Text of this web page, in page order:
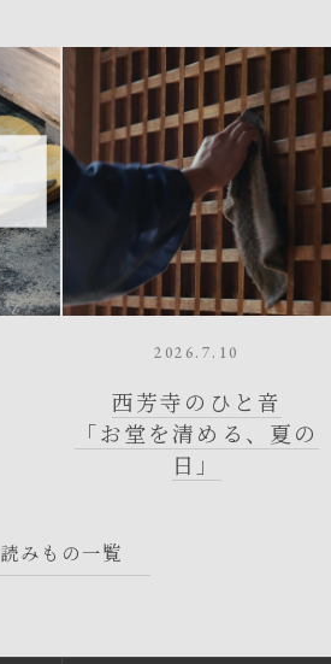
2026.7.10
西芳寺のひと音
「お堂を清める、夏の
日」
読みもの一覧